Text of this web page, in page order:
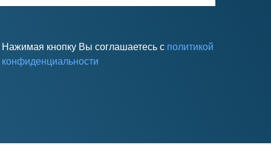
Нажимая кнопку Вы соглашаетесь с политикой
конфиденциальности